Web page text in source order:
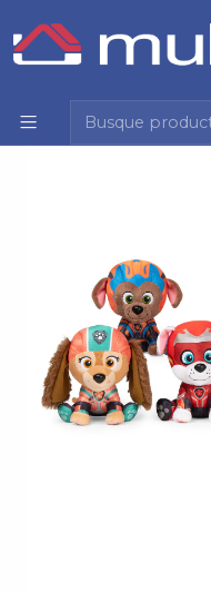
Inicio
P Patrol Cachorros